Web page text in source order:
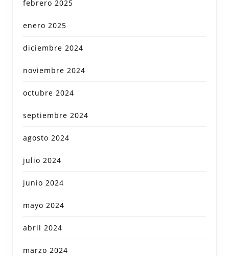
febrero 2025
enero 2025
diciembre 2024
noviembre 2024
octubre 2024
septiembre 2024
agosto 2024
julio 2024
junio 2024
mayo 2024
abril 2024
marzo 2024